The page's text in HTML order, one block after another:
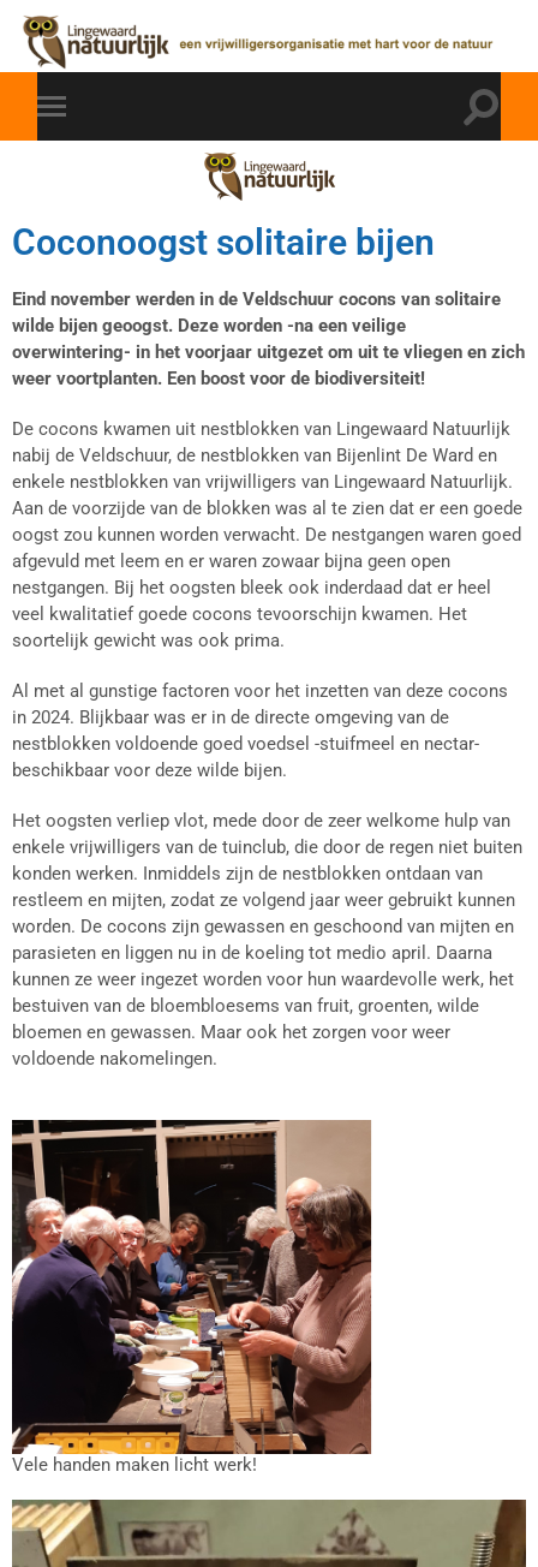
Coconoogst solitaire bijen
Eind november werden in de Veldschuur cocons van solitaire
wilde bijen geoogst. Deze worden -na een veilige
overwintering- in het voorjaar uitgezet om uit te vliegen en zich
weer voortplanten. Een boost voor de biodiversiteit!
De cocons kwamen uit nestblokken van Lingewaard Natuurlijk
nabij de Veldschuur, de nestblokken van Bijenlint De Ward en
enkele nestblokken van vrijwilligers van Lingewaard Natuurlijk.
Aan de voorzijde van de blokken was al te zien dat er een goede
oogst zou kunnen worden verwacht. De nestgangen waren goed
afgevuld met leem en er waren zowaar bijna geen open
nestgangen. Bij het oogsten bleek ook inderdaad dat er heel
veel kwalitatief goede cocons tevoorschijn kwamen. Het
soortelijk gewicht was ook prima.
Al met al gunstige factoren voor het inzetten van deze cocons
in 2024. Blijkbaar was er in de directe omgeving van de
nestblokken voldoende goed voedsel -stuifmeel en nectar-
beschikbaar voor deze wilde bijen.
Het oogsten verliep vlot, mede door de zeer welkome hulp van
enkele vrijwilligers van de tuinclub, die door de regen niet buiten
konden werken. Inmiddels zijn de nestblokken ontdaan van
restleem en mijten, zodat ze volgend jaar weer gebruikt kunnen
worden. De cocons zijn gewassen en geschoond van mijten en
parasieten en liggen nu in de koeling tot medio april. Daarna
kunnen ze weer ingezet worden voor hun waardevolle werk, het
bestuiven van de bloembloesems van fruit, groenten, wilde
bloemen en gewassen. Maar ook het zorgen voor weer
voldoende nakomelingen.
Vele handen maken licht werk!